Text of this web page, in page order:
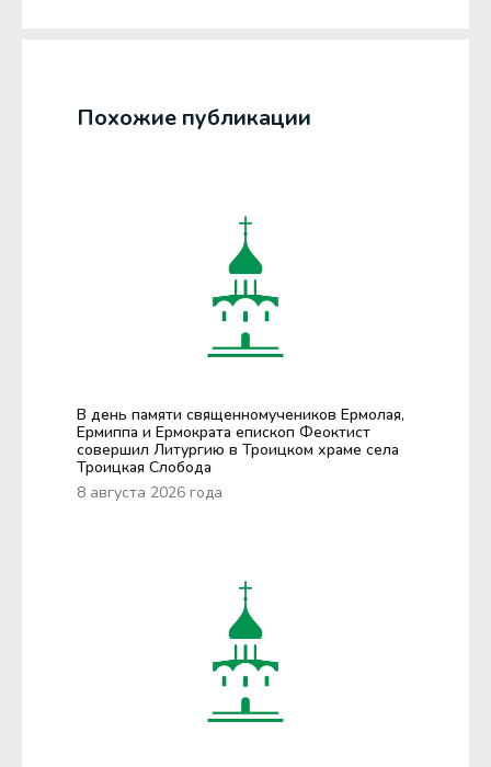
Похожие публикации
В день памяти священномучеников Ермолая,
Ермиппа и Ермократа епископ Феоктист
совершил Литургию в Троицком храме села
Троицкая Слобода
8 августа 2026 года